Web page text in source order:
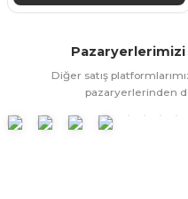
Diğer satış
pazaryerlerinden